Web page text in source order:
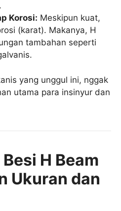
Korosi: Meskipun kuat,
(karat). Makanya, H
tambahan seperti
yang unggul ini, nggak
utama para insinyur dan
H Beam
Ukuran dan